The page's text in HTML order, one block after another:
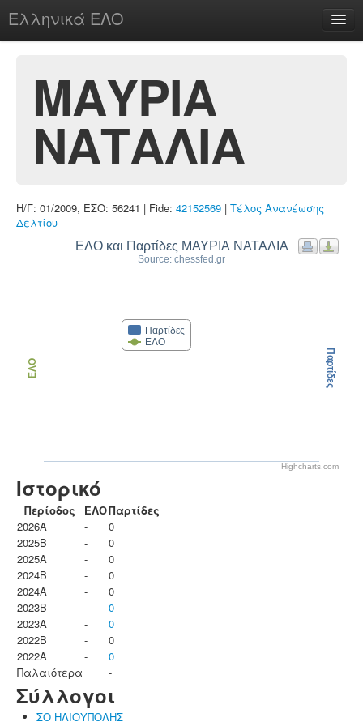
Ελληνικά ΕΛΟ
chesstu.be @ discord
Login
ΜΑΥΡΙΑ
ΝΑΤΑΛΙΑ
Η/Γ: 01/2009, ΕΣΟ: 56241 | Fide: 42152569 | Τέλος Ανανέωσης
Δελτίου
ΕΛΟ και Παρτίδες ΜΑΥΡΙΑ ΝΑΤΑΛΙΑ
Source: chessfed.gr
Παρτίδες
ΕΛΟ
ΕΛΟ Παρτίδες
Highcharts.com
Ιστορικό
Περίοδος ΕΛΟΠαρτίδες
2026A
-
0
2025B
-
0
2025A
-
0
2024B
-
0
2024A
-
0
2023B
-
0
2023Α
-
0
2022B
-
0
2022A
-
0
Παλαιότερα
-
Σύλλογοι
ΣΟ ΗΛΙΟΥΠΟΛΗΣ